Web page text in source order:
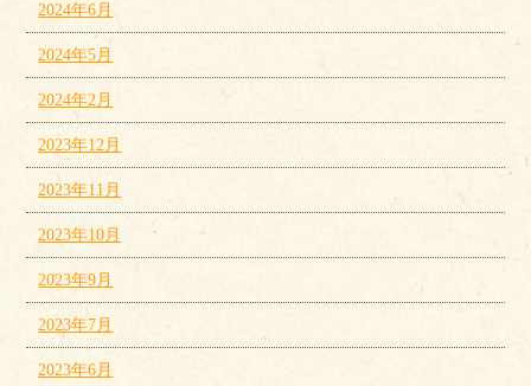
2024年6月
2024年5月
2024年2月
2023年12月
2023年11月
2023年10月
2023年9月
2023年7月
2023年6月